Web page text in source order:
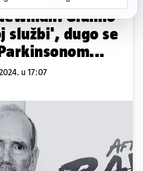
Glumio
službi', dugo se
u 17:07